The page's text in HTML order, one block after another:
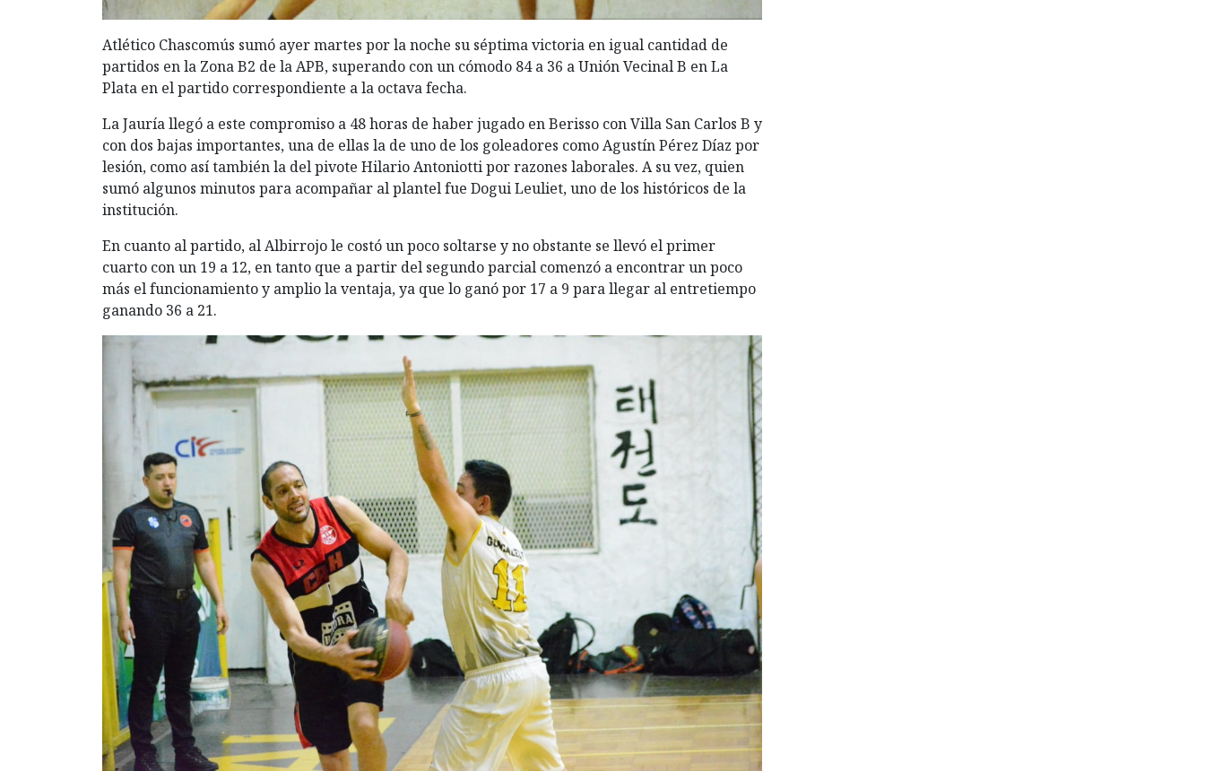
Atlético Chascomús sumó ayer martes por la noche su séptima victoria en igual cantidad de
partidos en la Zona B2 de la APB, superando con un cómodo 84 a 36 a Unión Vecinal B en La
Plata en el partido correspondiente a la octava fecha.
La Jauría llegó a este compromiso a 48 horas de haber jugado en Berisso con Villa San Carlos B y
con dos bajas importantes, una de ellas la de uno de los goleadores como Agustín Pérez Díaz por
lesión, como así también la del pivote Hilario Antoniotti por razones laborales. A su vez, quien
sumó algunos minutos para acompañar al plantel fue Dogui Leuliet, uno de los históricos de la
institución.
En cuanto al partido, al Albirrojo le costó un poco soltarse y no obstante se llevó el primer
cuarto con un 19 a 12, en tanto que a partir del segundo parcial comenzó a encontrar un poco
más el funcionamiento y amplio la ventaja, ya que lo ganó por 17 a 9 para llegar al entretiempo
ganando 36 a 21.